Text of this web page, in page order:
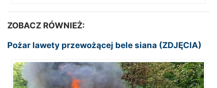
ZOBACZ RÓWNIEŻ:
Pożar lawety przewożącej bele siana (ZDJĘCIA)